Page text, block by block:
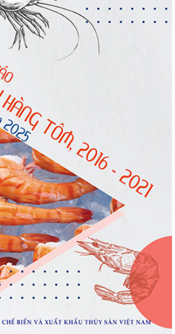
tăng nhẹ, áp lực mới...
Trung Quốc tăng mạnh nhập khẩu mực,
trong khi nguồn cung...
Điểm tin thủy sản thế giới ngày 3/8/2026